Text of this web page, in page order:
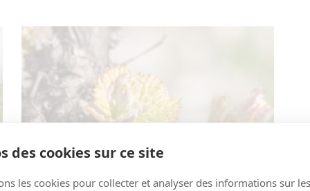
des cookies sur ce site
les cookies pour collecter et analyser des informations sur les